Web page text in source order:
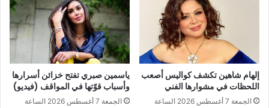
إلهام شاهين تكشف كواليس أصعب
اللحظات في مشوارها الفني
الجمعة 7 أغسطس 2026 الساعة
ياسمين صبري تفتح خزائن أسرارها
وأسباب قوّتها في المواقف (فيديو)
الجمعة 7 أغسطس 2026 الساعة